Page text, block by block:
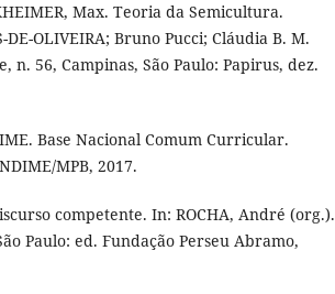
Max. Teoria da Semicultura.
OLIVEIRA; Bruno Pucci; Cláudia B. M.
n. 56, Campinas, São Paulo: Papirus, dez.
Base Nacional Comum Curricular.
MPB, 2017.
competente. In: ROCHA, André (org.).
Paulo: ed. Fundação Perseu Abramo,